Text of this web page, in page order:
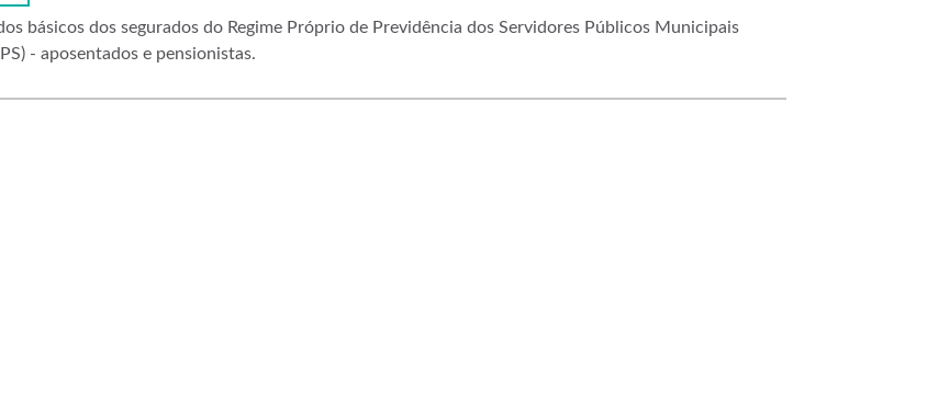
básicos dos segurados do Regime Próprio de Previdência dos Servidores Públicos Municipais
- aposentados e pensionistas.